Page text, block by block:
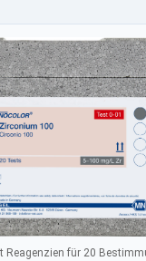
Reagenzien für 20